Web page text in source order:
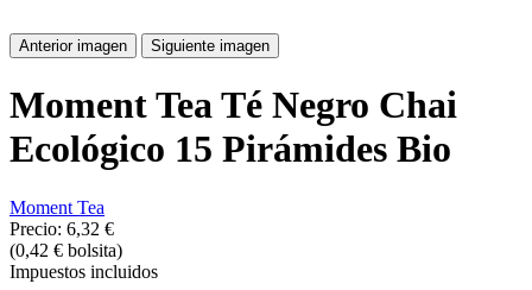
Anterior imagen Siguiente imagen
Moment Tea Té Negro Chai
Ecológico 15 Pirámides Bio
Moment Tea
Precio: 6,32 €
(0,42 € bolsita)
Impuestos incluidos